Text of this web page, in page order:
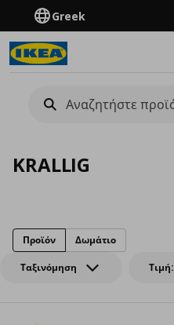
Greek
KRALLIG
Ταξινόμηση Τιμή:
Προϊόν Δωμάτιο